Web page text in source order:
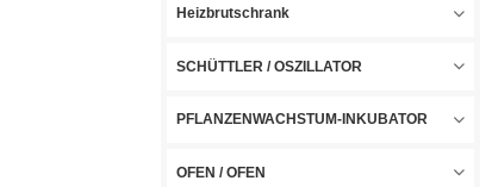
Heizbrutschrank
SCHÜTTLER / OSZILLATOR
PFLANZENWACHSTUM-INKUBATOR
OFEN / OFEN